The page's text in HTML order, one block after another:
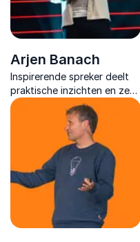
Arjen Banach
Inspirerende spreker deelt
praktische inzichten en zes
bewezen principes om
werkgeluk en duurzame
inzetbaarheid
toekomstgericht vorm te